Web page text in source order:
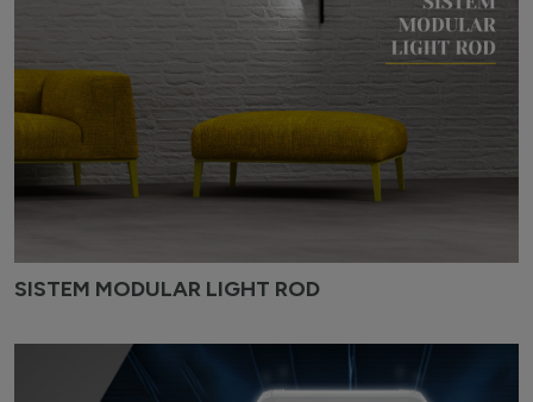
SISTEM MODULAR LIGHT ROD